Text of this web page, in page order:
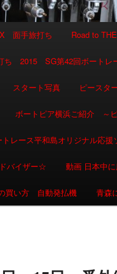
面手旅打ち Road to
ち 2015 SG第42回ボートレ
スタート写真 ピースタ
ボートピア横浜ご紹介 ～
トレース平和島オリジナル応援
バイザー☆ 動画 日本中
買い方 自動発払機 青森